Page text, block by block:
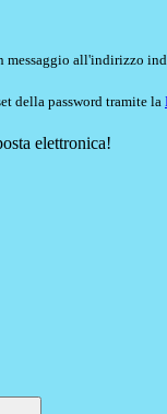
messaggio all'indirizzo
della password tramite la
elettronica!